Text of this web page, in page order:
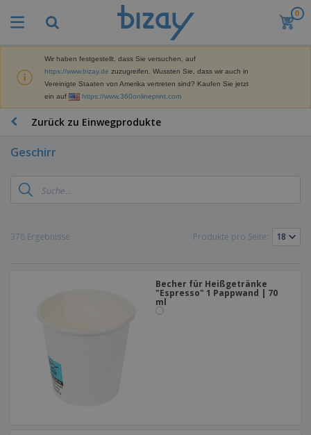
0
Wir haben festgestellt, dass Sie versuchen, auf
https://www.bizay.de zuzugreifen. Wussten Sie, dass wir auch in
Vereinigte Staaten von Amerika vertreten sind? Kaufen Sie jetzt
ein auf
https://www.360onlineprint.com
Zurück zu Einwegprodukte
Geschirr
378 Ergebnisse Produkte pro Seite:
Becher für Heißgetränke
"Espresso" 1 Pappwand | 70
ml